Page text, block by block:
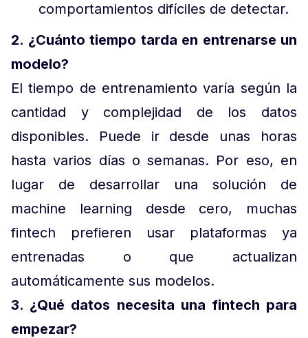
comportamientos difíciles de detectar.
2. ¿Cuánto tiempo tarda en entrenarse un
modelo?
El tiempo de entrenamiento varía según la
cantidad y complejidad de los datos
disponibles. Puede ir desde unas horas
hasta varios días o semanas. Por eso, en
lugar de desarrollar una solución de
machine learning desde cero, muchas
fintech prefieren usar plataformas ya
entrenadas o que actualizan
automáticamente sus modelos.
3. ¿Qué datos necesita una fintech para
empezar?